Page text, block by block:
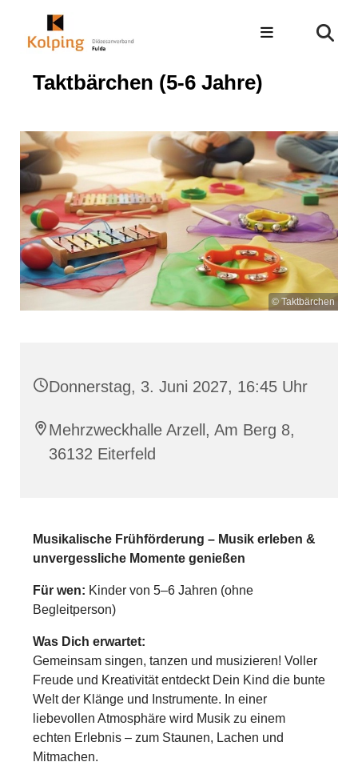
Taktbärchen (5-6 Jahre)
© Taktbärchen
Donnerstag, 3. Juni 2027, 16:45 Uhr
Mehrzweckhalle Arzell, Am Berg 8,
36132 Eiterfeld
Musikalische Frühförderung – Musik erleben &
unvergessliche Momente genießen
Für wen: Kinder von 5–6 Jahren (ohne
Begleitperson)
Was Dich erwartet:
Gemeinsam singen, tanzen und musizieren! Voller
Freude und Kreativität entdeckt Dein Kind die bunte
Welt der Klänge und Instrumente. In einer
liebevollen Atmosphäre wird Musik zu einem
echten Erlebnis – zum Staunen, Lachen und
Mitmachen.